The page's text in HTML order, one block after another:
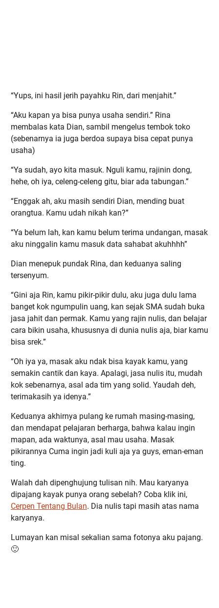
“Yups, ini hasil jerih payahku Rin, dari menjahit.”
“Aku kapan ya bisa punya usaha sendiri.” Rina
membalas kata Dian, sambil mengelus tembok toko
(sebenarnya ia juga berdoa supaya bisa cepat punya
usaha)
“Ya sudah, ayo kita masuk. Nguli kamu, rajinin dong,
hehe, oh iya, celeng-celeng gitu, biar ada tabungan.”
“Enggak ah, aku masih sendiri Dian, mending buat
orangtua. Kamu udah nikah kan?”
“Ya belum lah, kan kamu belum terima undangan, masak
aku ninggalin kamu masuk data sahabat akuhhhh”
Dian menepuk pundak Rina, dan keduanya saling
tersenyum.
“Gini aja Rin, kamu pikir-pikir dulu, aku juga dulu lama
banget kok ngumpulin uang, kan sejak SMA sudah buka
jasa jahit dan permak. Kamu yang rajin nulis, dan belajar
cara bikin usaha, khususnya di dunia nulis aja, biar kamu
bisa srek.”
“Oh iya ya, masak aku ndak bisa kayak kamu, yang
semakin cantik dan kaya. Apalagi, jasa nulis itu, mudah
kok sebenarnya, asal ada tim yang solid. Yaudah deh,
terimakasih ya idenya.”
Keduanya akhirnya pulang ke rumah masing-masing,
dan mendapat pelajaran berharga, bahwa kalau ingin
mapan, ada waktunya, asal mau usaha. Masak
pikirannya Cuma ingin jadi kuli aja ya guys, eman-eman
ting.
Walah dah dipenghujung tulisan nih. Mau karyanya
dipajang kayak punya orang sebelah? Coba klik ini,
Cerpen Tentang Bulan. Dia nulis tapi masih atas nama
karyanya.
Lumayan kan misal sekalian sama fotonya aku pajang.
🙂